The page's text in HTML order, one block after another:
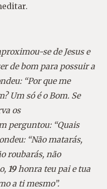
se de Jesus e
de bom para possuir a
“Por que me
Um só é o Bom. Se
os
perguntou: “Quais
“Não matarás,
roubarás, não
19 honra teu pai e tua
a ti mesmo”.